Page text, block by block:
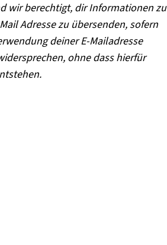
wir berechtigt, dir Informationen zu
Adresse zu übersenden, sofern
deiner E-Mailadresse
ohne dass hierfür